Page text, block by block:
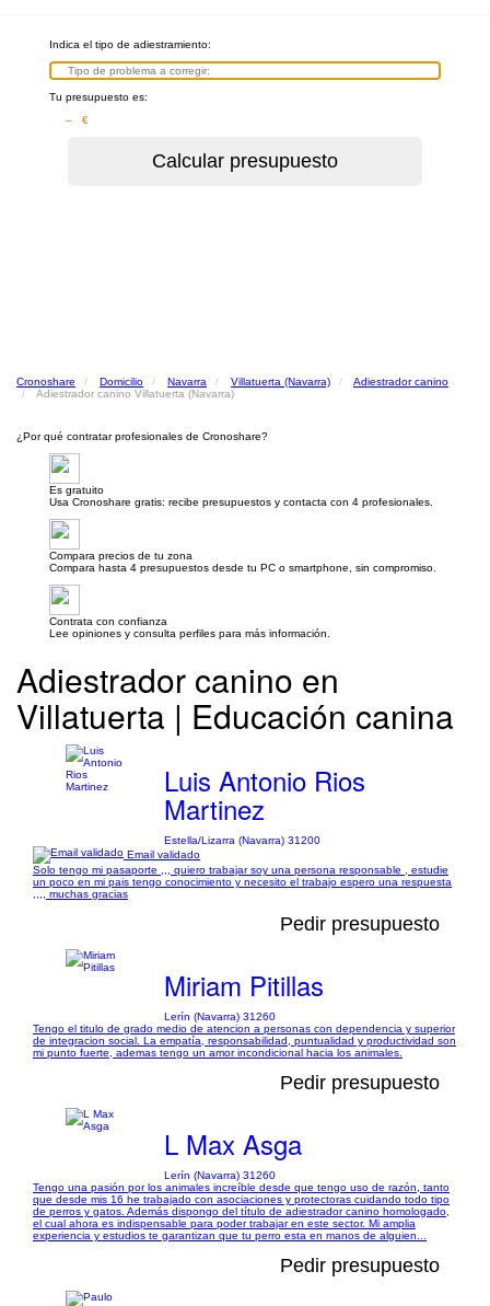
Indica el tipo de adiestramiento:
Tu presupuesto es:
– €
Cronoshare Domicilio Navarra Villatuerta (Navarra)
Adiestrador canino
Adiestrador canino Villatuerta (Navarra)
¿Por qué contratar profesionales de Cronoshare?
Es gratuito
Usa Cronoshare gratis: recibe presupuestos y contacta con 4 profesionales.
Compara precios de tu zona
Compara hasta 4 presupuestos desde tu PC o smartphone, sin compromiso.
Contrata con confianza
Lee opiniones y consulta perfiles para más información.
Adiestrador canino en
Villatuerta | Educación canina
Luis Antonio Rios
Martinez
Estella/Lizarra (Navarra) 31200
Email validado
Solo tengo mi pasaporte ,,, quiero trabajar soy una persona responsable , estudie
un poco en mi pais tengo conocimiento y necesito el trabajo espero una respuesta
,,,, muchas gracias
Pedir presupuesto
Miriam Pitillas
Lerín (Navarra) 31260
Tengo el titulo de grado medio de atencion a personas con dependencia y superior
de integracion social. La empatía, responsabilidad, puntualidad y productividad son
mi punto fuerte, ademas tengo un amor incondicional hacia los animales.
Pedir presupuesto
L Max Asga
Lerín (Navarra) 31260
Tengo una pasión por los animales increíble desde que tengo uso de razón, tanto
que desde mis 16 he trabajado con asociaciones y protectoras cuidando todo tipo
de perros y gatos. Además dispongo del título de adiestrador canino homologado,
el cual ahora es indispensable para poder trabajar en este sector. Mi amplia
experiencia y estudios te garantizan que tu perro esta en manos de alguien...
Pedir presupuesto